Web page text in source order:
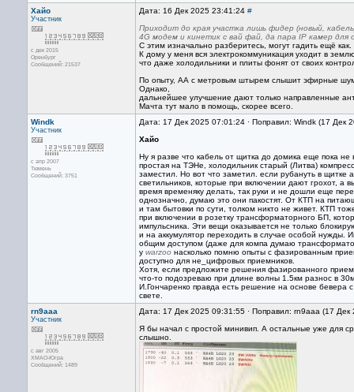
Хайо
Участник
с дек 2015
Оренбург
Сообщений: 21537
Дата: 16 Дек 2025 23:41:24 #
Приходит до края участка лишь фидер (новый,
4G модем и кинетик с вай фай, да пара IP камер
С этим изначально разберитесь, могут гадить ещё как.
К дому у меня вся электрокоммуникация уходит в
что даже холодильники и плиты фонят от своих
По опыту, АА с метровым штырем слышит эфирные
Однако,
дальнейшее улучшение дают только направленные
Мачта тут мало в помощь, скорее всего.
Windk
Участник
с апр 2007
Тюмень
Сообщений: 3751
Дата: 17 Дек 2025 07:01:24 · Поправил: Windk (17 Дек
Хайо
Ну я разве что кабель от щитка до домика еще пока
простая на ТЭНе, холодильник старый (Литва)
заместил. Но вот что заметил. если рубануть в
светильников, которые при включении дают грохот, а
время временяку делать, так руки и не дошли еще
однозначно, думаю это они пакостят. От КТП на
и там бытовки по сути, толком никто не живет. КТП
при включении в розетку трансформаторного БП,
импульсника. Эти вещи оказывается не только
и на аккумулятор переходить в случае особой нужды.
общим доступом (даже для компа думаю
у warzoo насколько помню опыты с фазированным
доступно для не_цифровых приемников.
Хотя, если предложите решения фазированного
что-то подозреваю при длине волны 1.5км разнос в
И.Гончаренко правда есть решение на основе бевера
свете.
rn9aaa
Участник
с авг 2005
ХМАО-Югра
Сообщений: 1489
Дата: 17 Дек 2025 09:31:55 · Поправил: rn9aaa (17
Я бы начал с простой минивип. А остальные уже для
слышно.